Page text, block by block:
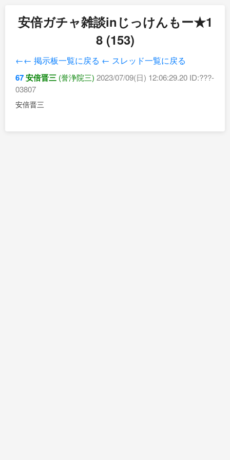
安倍ガチャ雑談inじっけんもー★1
8 (153)
←← 掲示板一覧に戻る ← スレッド一覧に戻る
67安倍晋三 (誉浄院三) 2023/07/09(日) 12:06:29.20 ID:???-
03807
安倍晋三